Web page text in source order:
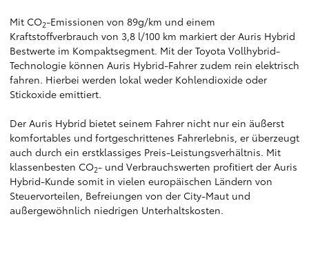
Mit CO2-Emissionen von 89g/km und einem
Kraftstoffverbrauch von 3,8 l/100 km markiert der Auris Hybrid
Bestwerte im Kompaktsegment. Mit der Toyota Vollhybrid-
Technologie können Auris Hybrid-Fahrer zudem rein elektrisch
fahren. Hierbei werden lokal weder Kohlendioxide oder
Stickoxide emittiert.
Der Auris Hybrid bietet seinem Fahrer nicht nur ein äußerst
komfortables und fortgeschrittenes Fahrerlebnis, er überzeugt
auch durch ein erstklassiges Preis-Leistungsverhältnis. Mit
klassenbesten CO2- und Verbrauchswerten profitiert der Auris
Hybrid-Kunde somit in vielen europäischen Ländern von
Steuervorteilen, Befreiungen von der City-Maut und
außergewöhnlich niedrigen Unterhaltskosten.